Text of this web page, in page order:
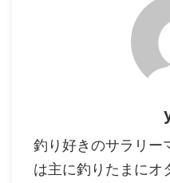
釣り好きのサラリー
は主に釣りたまにオ